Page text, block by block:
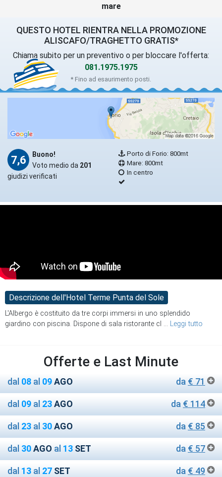
mare
QUESTO HOTEL RIENTRA NELLA PROMOZIONE
ALISCAFO/TRAGHETTO GRATIS*
Chiama subito per un preventivo o per bloccare l'offerta:
081.1975.1975
* Fino ad esaurimento posti.
7,6
Buono!
Voto medio da 201
giudizi verificati
Porto di Forio: 800mt
Mare: 800mt
In centro
Descrizione dell'Hotel Terme Punta del Sole
L'Albergo è costituito da tre corpi immersi in uno splendido
giardino con piscina. Dispone di sala ristorante cl ... Leggi tutto
Offerte e Last Minute
dal 08 al 09AGO da € 71
dal 09 al 23AGO da € 114
dal 23 al 30AGO da € 85
dal 30AGO al 13 SET da € 57
dal 13 al 27 SET da € 49